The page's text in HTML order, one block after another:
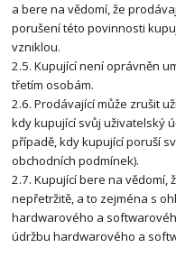
a bere na vědomí, že
porušení této povinnosti
vzniklou.
2.5. Kupující není oprávněn
třetím osobám.
2.6. Prodávající může zrušit
kdy kupující svůj uživatelský
případě, kdy kupující poruší
obchodních podmínek).
2.7. Kupující bere na
nepřetržitě, a to zejména s
hardwarového a
údržbu hardwarového a